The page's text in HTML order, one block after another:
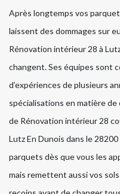
Après longtemps vos
laissent des dommages sur
Rénovation intérieur 28 à
changent. Ses équipes sont
d’expériences de plusieurs
spécialisations en matière
de Rénovation intérieur 28
Lutz En Dunois dans le
parquets dès que vous les
mais remettent aussi vos